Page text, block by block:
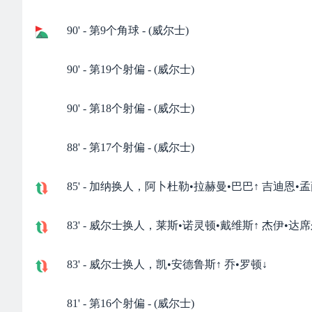
90' - 第9个角球 - (威尔士)
90' - 第19个射偏 - (威尔士)
90' - 第18个射偏 - (威尔士)
88' - 第17个射偏 - (威尔士)
85' - 加纳换人，阿卜杜勒•拉赫曼•巴巴↑ 吉迪恩•孟
83' - 威尔士换人，莱斯•诺灵顿•戴维斯↑ 杰伊•达
83' - 威尔士换人，凯•安德鲁斯↑ 乔•罗顿↓
81' - 第16个射偏 - (威尔士)